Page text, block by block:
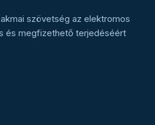
szövetség az elektromos
és megfizethető terjedéséért